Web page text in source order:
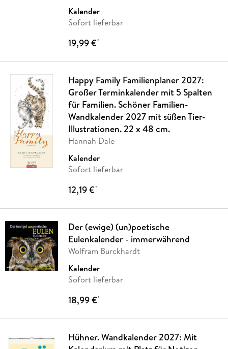
Kalender
Sofort lieferbar
19,99 €*
Happy Family Familienplaner 2027:
Großer Terminkalender mit 5 Spalten
für Familien. Schöner Familien-
Wandkalender 2027 mit süßen Tier-
Illustrationen. 22 x 48 cm.
Hannah Dale
Kalender
Sofort lieferbar
12,19 €*
Der (ewige) (un)poetische
Eulenkalender - immerwährend
Wolfram Burckhardt
Kalender
Sofort lieferbar
18,99 €*
Hühner. Wandkalender 2027: Mit